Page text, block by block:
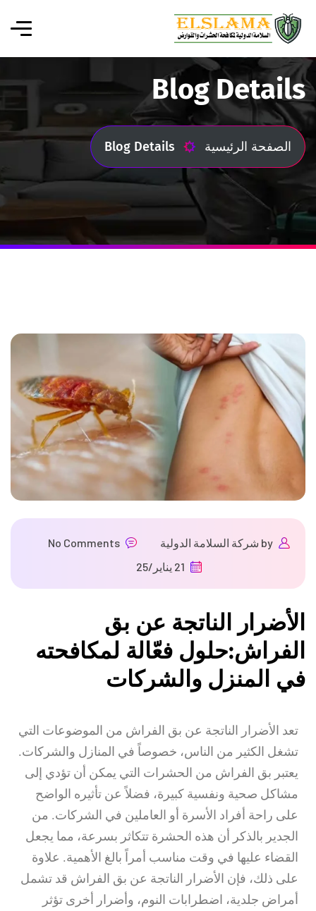
Blog Details
الصفحة الرئيسية Blog Details
by شركة السلامة الدولية
No Comments
21 يناير/25
الأضرار الناتجة عن بق
الفراش:حلول فعّالة لمكافحته
في المنزل والشركات
تعد الأضرار الناتجة عن بق الفراش من الموضوعات التي
تشغل الكثير من الناس، خصوصاً في المنازل والشركات.
يعتبر بق الفراش من الحشرات التي يمكن أن تؤدي إلى
مشاكل صحية ونفسية كبيرة، فضلاً عن تأثيره الواضح
على راحة أفراد الأسرة أو العاملين في الشركات. من
الجدير بالذكر أن هذه الحشرة تتكاثر بسرعة، مما يجعل
القضاء عليها في وقت مناسب أمراً بالغ الأهمية. علاوة
على ذلك، فإن الأضرار الناتجة عن بق الفراش قد تشمل
أمراض جلدية، اضطرابات النوم، وأضرار أخرى تؤثر